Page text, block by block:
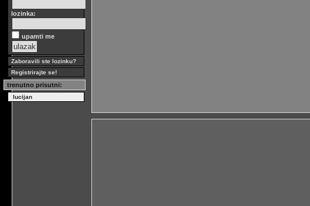
lozinka:
upamti me
Zaboravili ste lozinku?
Registrirajte se!
trenutno prisutni:
lucijan